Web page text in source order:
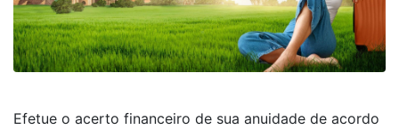
Efetue o acerto financeiro de sua anuidade de acordo